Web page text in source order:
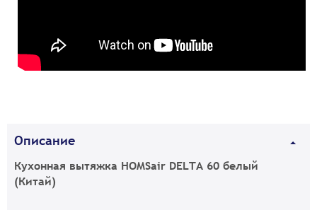
Описание
Кухонная вытяжка HOMSair DELTA 60 белый
(Китай)